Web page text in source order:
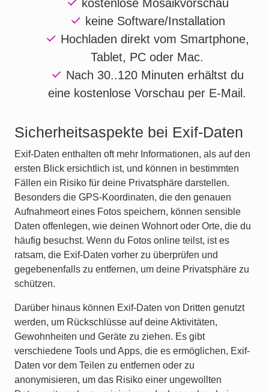
kostenloseMosaikvorschau
keine Software/Installation
Hochladen direkt vom Smartphone,
Tablet, PC oder Mac.
Nach 30..120 Minuten erhältst du
eine kostenlose Vorschau per E-Mail.
Sicherheitsaspekte bei Exif-Daten
Exif-Daten enthalten oft mehr Informationen, als auf den
ersten Blick ersichtlich ist, und können in bestimmten
Fällen ein Risiko für deine Privatsphäre darstellen.
Besonders die GPS-Koordinaten, die den genauen
Aufnahmeort eines Fotos speichern, können sensible
Daten offenlegen, wie deinen Wohnort oder Orte, die du
häufig besuchst. Wenn du Fotos online teilst, ist es
ratsam, die Exif-Daten vorher zu überprüfen und
gegebenenfalls zu entfernen, um deine Privatsphäre zu
schützen.
Darüber hinaus können Exif-Daten von Dritten genutzt
werden, um Rückschlüsse auf deine Aktivitäten,
Gewohnheiten und Geräte zu ziehen. Es gibt
verschiedene Tools und Apps, die es ermöglichen, Exif-
Daten vor dem Teilen zu entfernen oder zu
anonymisieren, um das Risiko einer ungewollten